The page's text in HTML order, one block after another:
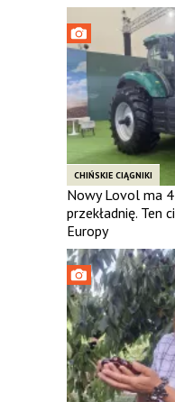
CHIŃSKIE CIĄGNIKI
Nowy Lovol ma
przekładnię. Ten
Europy